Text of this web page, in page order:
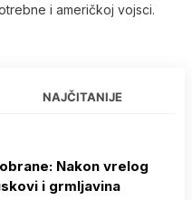
i američkoj vojsci.
NAJČITANIJE
Nakon vrelog
i grmljavina